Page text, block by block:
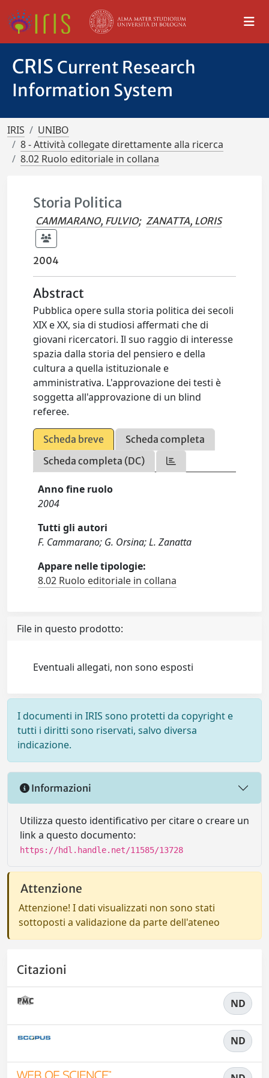
CRIS Current Research
Information System
IRIS
UNIBO
8 - Attività collegate direttamente alla ricerca
8.02 Ruolo editoriale in collana
Storia Politica
CAMMARANO, FULVIO; ZANATTA, LORIS
2004
Abstract
Pubblica opere sulla storia politica dei secoli
XIX e XX, sia di studiosi affermati che di
giovani ricercatori. Il suo raggio di interesse
spazia dalla storia del pensiero e della
cultura a quella istituzionale e
amministrativa. L'approvazione dei testi è
soggetta all'approvazione di un blind
referee.
Scheda breve
Scheda completa
Scheda completa (DC)
Anno fine ruolo
2004
Tutti gli autori
F. Cammarano; G. Orsina; L. Zanatta
Appare nelle tipologie:
8.02 Ruolo editoriale in collana
File in questo prodotto:
Eventuali allegati, non sono esposti
I documenti in IRIS sono protetti da copyright e
tutti i diritti sono riservati, salvo diversa
indicazione.
Informazioni
Utilizza questo identificativo per citare o creare un
link a questo documento:
https://hdl.handle.net/11585/13728
Attenzione
Attenzione! I dati visualizzati non sono stati
sottoposti a validazione da parte dell'ateneo
Citazioni
ND
ND